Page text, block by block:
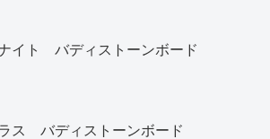
イト バディストーンボード
ス バディストーンボード